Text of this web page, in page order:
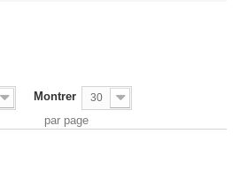
Montrer 30
par page